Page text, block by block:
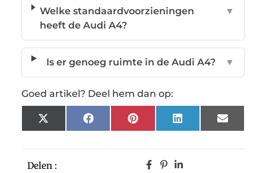
Delen :
Welke standaardvoorzieningen
heeft de Audi A4?
▼
Is er genoeg ruimte in de Audi A4? ▼
Goed artikel? Deel hem dan op:
X
(Twitter)
FacebookPinterestLinkedInEmail